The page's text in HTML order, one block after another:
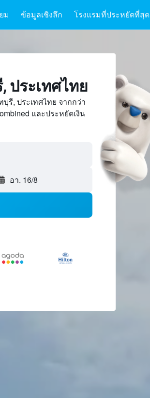
ม ข้อมูลเชิงลึก โรงแรมที่ประหยัดที่สุด
ประเทศไทย
รี, ประเทศไทย จากกว่า
และประหยัดเงิน
อา. 16/8